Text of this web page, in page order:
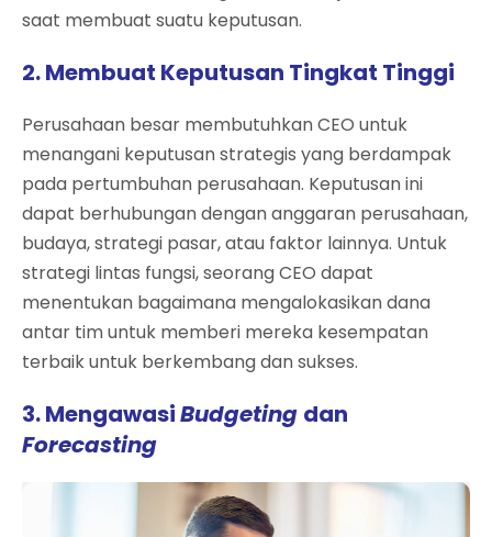
saat membuat suatu keputusan.
2. Membuat Keputusan Tingkat Tinggi
Perusahaan besar membutuhkan CEO untuk
menangani keputusan strategis yang berdampak
pada pertumbuhan perusahaan. Keputusan ini
dapat berhubungan dengan anggaran perusahaan,
budaya, strategi pasar, atau faktor lainnya. Untuk
strategi lintas fungsi, seorang CEO dapat
menentukan bagaimana mengalokasikan dana
antar tim untuk memberi mereka kesempatan
terbaik untuk berkembang dan sukses.
3. MengawasiBudgeting dan
Forecasting